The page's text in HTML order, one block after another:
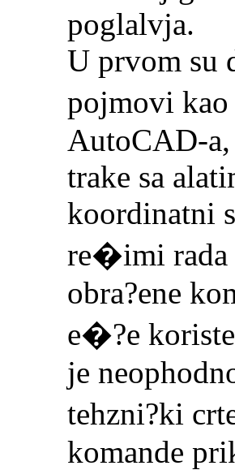
poglalvja.
U prvom su
pojmovi
AutoCAD-
trake sa
koordinatni
re�imi rada
obra?ene
e�?e
je
tehzni?ki
komande